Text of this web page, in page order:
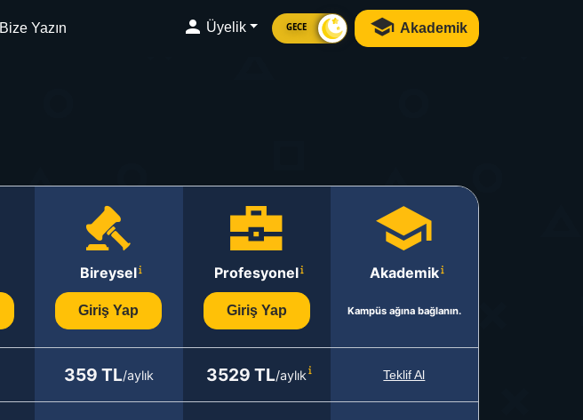
Bize Yazın Üyelik GECE Akademik
Bireysel
Giriş Yap
Profesyonel
Giriş Yap
Akademik
Kampüs ağına bağlanın.
359 TL/aylık 3529 TL/aylık Teklif Al